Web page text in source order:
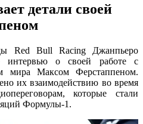
детали своей
Red Bull Racing Джанпьеро
интервью о своей работе с
мира Максом Ферстаппеном.
их взаимодействию во время
которые стали
Формулы-1.